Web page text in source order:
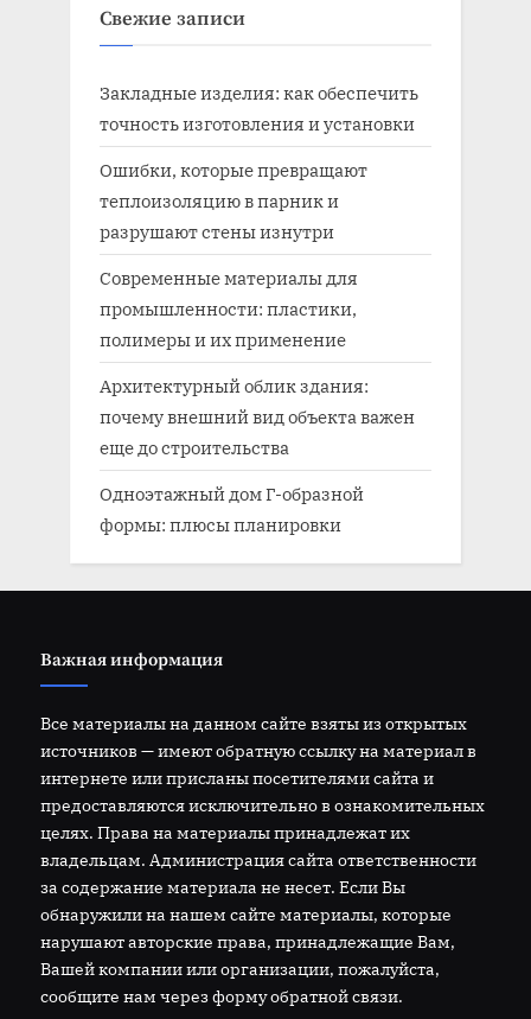
Свежие записи
Закладные изделия: как обеспечить
точность изготовления и установки
Ошибки, которые превращают
теплоизоляцию в парник и
разрушают стены изнутри
Современные материалы для
промышленности: пластики,
полимеры и их применение
Архитектурный облик здания:
почему внешний вид объекта важен
еще до строительства
Одноэтажный дом Г-образной
формы: плюсы планировки
Важная информация
Все материалы на данном сайте взяты из открытых
источников — имеют обратную ссылку на материал в
интернете или присланы посетителями сайта и
предоставляются исключительно в ознакомительных
целях. Права на материалы принадлежат их
владельцам. Администрация сайта ответственности
за содержание материала не несет. Если Вы
обнаружили на нашем сайте материалы, которые
нарушают авторские права, принадлежащие Вам,
Вашей компании или организации, пожалуйста,
сообщите нам через форму обратной связи.